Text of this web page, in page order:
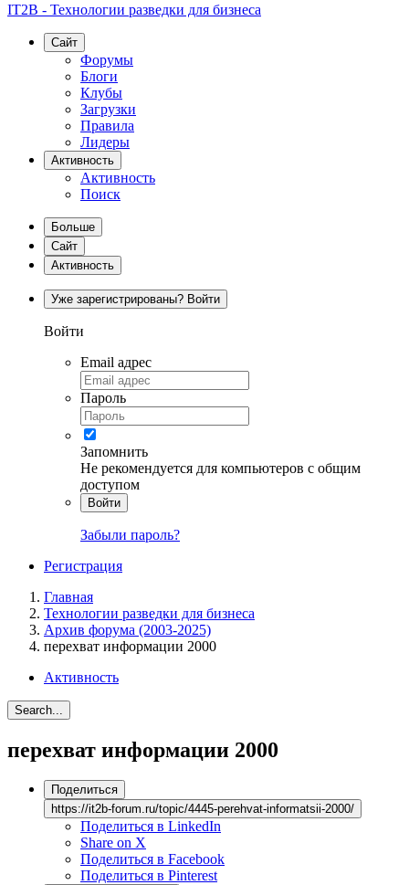
IT2B - Технологии разведки для бизнеса
Сайт
Форумы
Блоги
Клубы
Загрузки
Правила
Лидеры
Активность
Активность
Поиск
Больше
Сайт
Активность
Уже зарегистрированы? Войти
Войти
Email адрес
Пароль
Запомнить
Не рекомендуется для компьютеров с общим
доступом
Войти
Забыли пароль?
Регистрация
Главная
Технологии разведки для бизнеса
Архив форума (2003-2025)
перехват информации 2000
Активность
Search...
перехват информации 2000
Поделиться
https://it2b-forum.ru/topic/4445-perehvat-informatsii-2000/
Поделиться в LinkedIn
Share on X
Поделиться в Facebook
Поделиться в Pinterest